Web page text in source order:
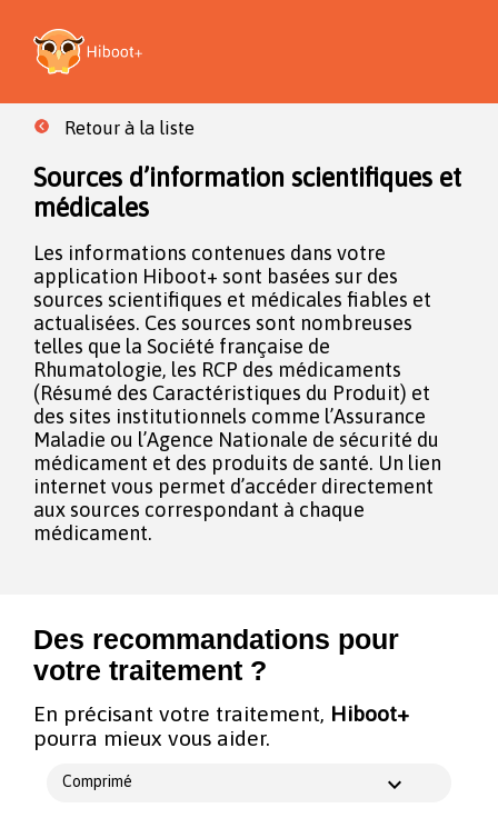
Retour à la liste
Sources d’information scientifiques et
médicales
Les informations contenues dans votre
application Hiboot+ sont basées sur des
sources scientifiques et médicales fiables et
actualisées. Ces sources sont nombreuses
telles que la Société française de
Rhumatologie, les RCP des médicaments
(Résumé des Caractéristiques du Produit) et
des sites institutionnels comme l’Assurance
Maladie ou l’Agence Nationale de sécurité du
médicament et des produits de santé. Un lien
internet vous permet d’accéder directement
aux sources correspondant à chaque
médicament.
Des recommandations pour
votre traitement ?
En précisant votre traitement, Hiboot+
pourra mieux vous aider.
Comprimé